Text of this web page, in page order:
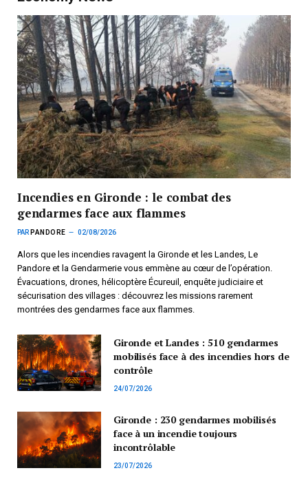
Incendies en Gironde : le combat des
gendarmes face aux flammes
PAR PANDORE 02/08/2026
Alors que les incendies ravagent la Gironde et les Landes, Le
Pandore et la Gendarmerie vous emmène au cœur de l’opération.
Évacuations, drones, hélicoptère Écureuil, enquête judiciaire et
sécurisation des villages : découvrez les missions rarement
montrées des gendarmes face aux flammes.
Gironde et Landes : 510 gendarmes
mobilisés face à des incendies hors de
contrôle
24/07/2026
Gironde : 230 gendarmes mobilisés
face à un incendie toujours
incontrôlable
23/07/2026